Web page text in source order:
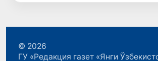
© 2026
ГУ «Редакция газет «Янги